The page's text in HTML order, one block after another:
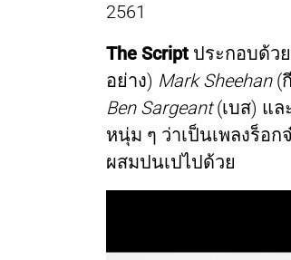
2561
The Script ประกอบด้ว
อย่าง) Mark Sheehan(
Ben Sargeant(เบส) แล
หนุ่ม ๆ ว่าเป็นเพลงร็อ
ผสมปนเปไปด้วย